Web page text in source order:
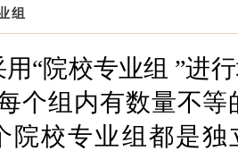
组
“院校专业组 ”进
个组内有数量不
院校专业组都是